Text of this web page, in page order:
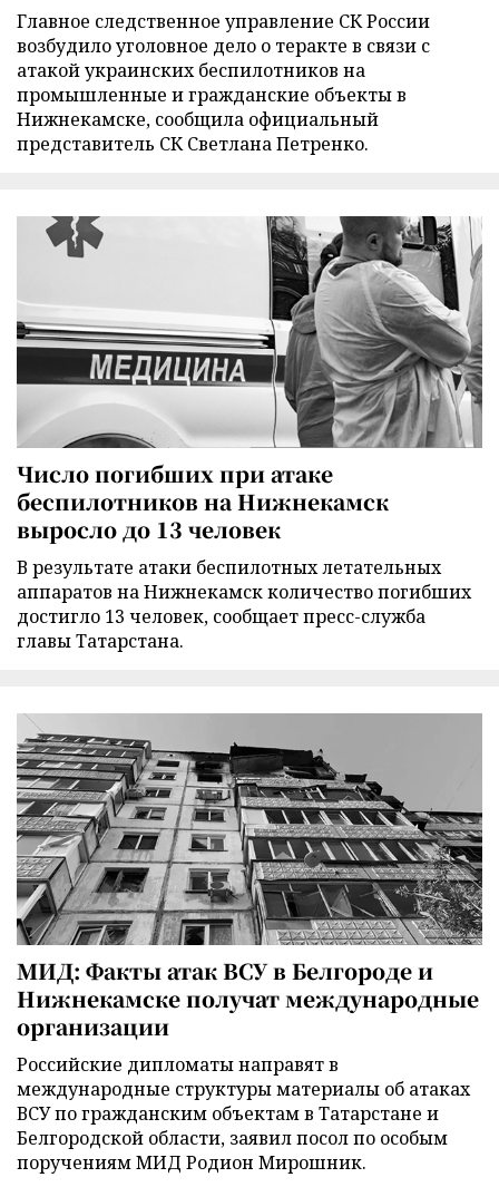
Главное следственное управление СК России
возбудило уголовное дело о теракте в связи с
атакой украинских беспилотников на
промышленные и гражданские объекты в
Нижнекамске, сообщила официальный
представитель СК Светлана Петренко.
Число погибших при атаке
беспилотников на Нижнекамск
выросло до 13 человек
В результате атаки беспилотных летательных
аппаратов на Нижнекамск количество погибших
достигло 13 человек, сообщает пресс-служба
главы Татарстана.
МИД: Факты атак ВСУ в Белгороде и
Нижнекамске получат международные
организации
Российские дипломаты направят в
международные структуры материалы об атаках
ВСУ по гражданским объектам в Татарстане и
Белгородской области, заявил посол по особым
поручениям МИД Родион Мирошник.